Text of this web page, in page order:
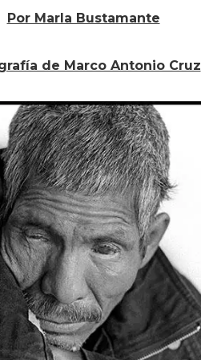
Por Marla Bustamante
de Marco Antonio Cruz